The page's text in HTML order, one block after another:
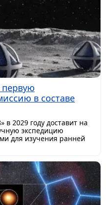
первую
в составе
в 2029 году доставит на
экспедицию
для изучения ранней